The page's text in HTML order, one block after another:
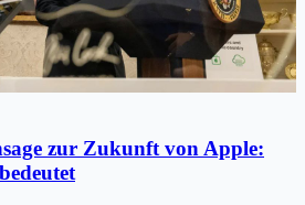
zur Zukunft von Apple: